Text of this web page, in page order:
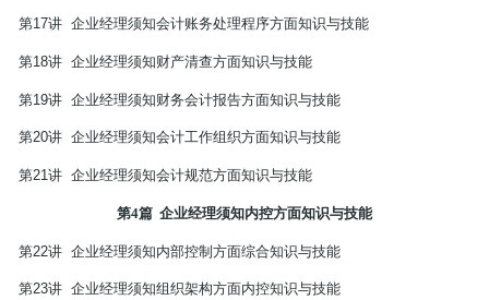
第17讲 企业经理须知会计账务处理程序方面知识与技能
第18讲 企业经理须知财产清查方面知识与技能
第19讲 企业经理须知财务会计报告方面知识与技能
第20讲 企业经理须知会计工作组织方面知识与技能
第21讲 企业经理须知会计规范方面知识与技能
第4篇 企业经理须知内控方面知识与技能
第22讲 企业经理须知内部控制方面综合知识与技能
第23讲 企业经理须知组织架构方面内控知识与技能